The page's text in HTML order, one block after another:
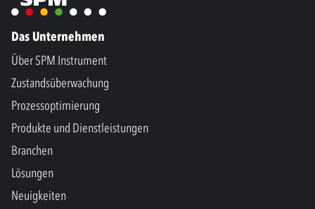
Das Unternehmen
Über SPM Instrument
Zustandsüberwachung
Prozessoptimierung
Produkte und Dienstleistungen
Branchen
Lösungen
Neuigkeiten